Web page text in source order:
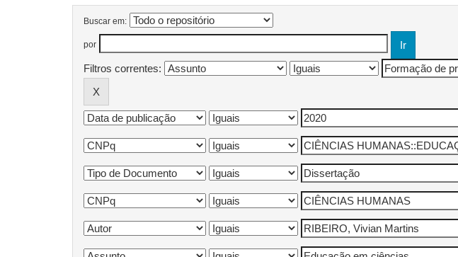
Buscar em:
por
Filtros correntes: